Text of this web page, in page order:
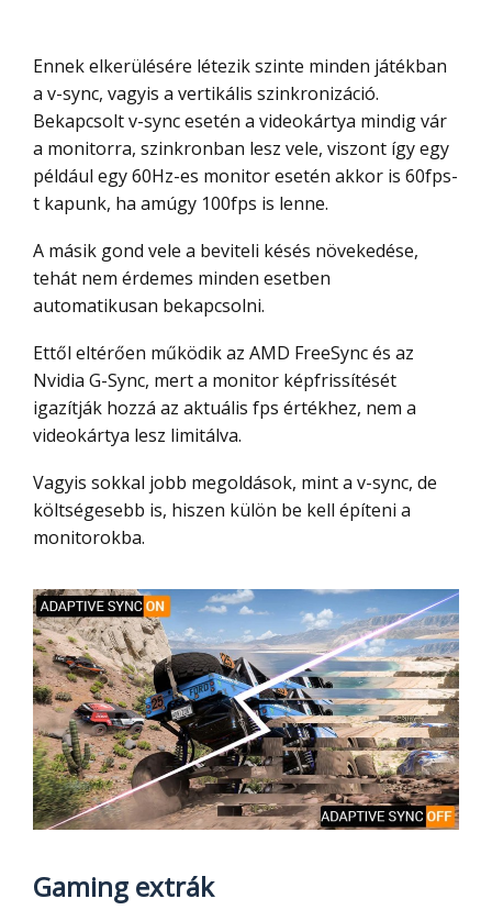
Ennek elkerülésére létezik szinte minden játékban
a v-sync, vagyis a vertikális szinkronizáció.
Bekapcsolt v-sync esetén a videokártya mindig vár
a monitorra, szinkronban lesz vele, viszont így egy
például egy 60Hz-es monitor esetén akkor is 60fps-
t kapunk, ha amúgy 100fps is lenne.
A másik gond vele a beviteli késés növekedése,
tehát nem érdemes minden esetben
automatikusan bekapcsolni.
Ettől eltérően működik az AMD FreeSync és az
Nvidia G-Sync, mert a monitor képfrissítését
igazítják hozzá az aktuális fps értékhez, nem a
videokártya lesz limitálva.
Vagyis sokkal jobb megoldások, mint a v-sync, de
költségesebb is, hiszen külön be kell építeni a
monitorokba.
Gaming extrák